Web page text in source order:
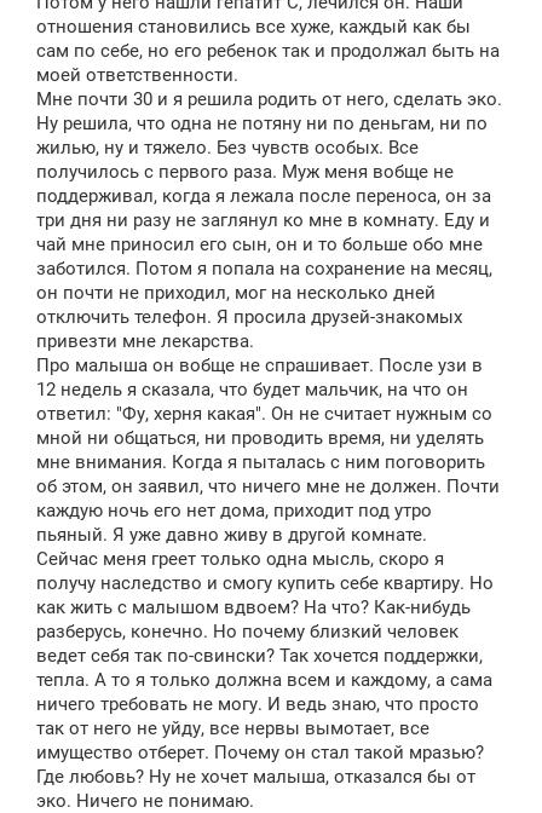
отношения становились все хуже, каждый как бы
сам по себе, но его ребенок так и продолжал быть на
моей ответственности.
Мне почти 30 и я решила родить от него, сделать эко.
Ну решила, что одна не потяну ни по деньгам, ни по
жилью, ну и тяжело. Без чувств особых. Все
получилось с первого раза. Муж меня вобще не
поддерживал, когда я лежала после переноса, он за
три дня ни разу не заглянул ко мне в комнату. Еду и
чай мне приносил его сын, он и то больше обо мне
заботился. Потом я попала на сохранение на месяц,
он почти не приходил, мог на несколько дней
отключить телефон. Я просила друзей-знакомых
привезти мне лекарства.
Про малыша он вобще не спрашивает. После узи в
12 недель я сказала, что будет мальчик, на что он
ответил: "Фу, херня какая". Он не считает нужным со
мной ни общаться, ни проводить время, ни уделять
мне внимания. Когда я пыталась с ним поговорить
об этом, он заявил, что ничего мне не должен. Почти
каждую ночь его нет дома, приходит под утро
пьяный. Я уже давно живу в другой комнате.
Сейчас меня греет только одна мысль, скоро я
получу наследство и смогу купить себе квартиру. Но
как жить с малышом вдвоем? На что? Как-нибудь
разберусь, конечно. Но почему близкий человек
ведет себя так по-свински? Так хочется поддержки,
тепла. А то я только должна всем и каждому, а сама
ничего требовать не могу. И ведь знаю, что просто
так от него не уйду, все нервы вымотает, все
имущество отберет. Почему он стал такой мразью?
Где любовь? Ну не хочет малыша, отказался бы от
эко. Ничего не понимаю.